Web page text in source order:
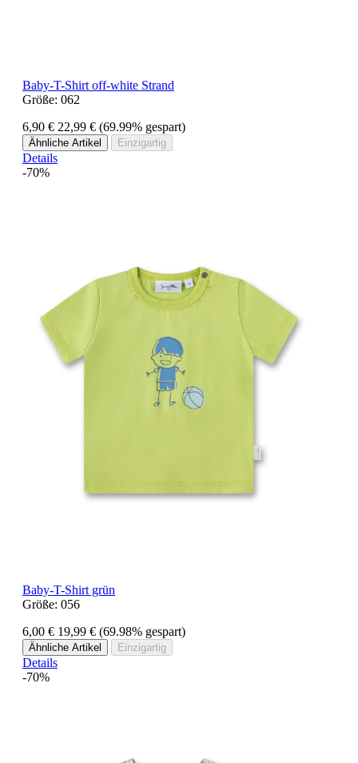
Baby-T-Shirt off-white Strand
Größe: 062
6,90 € 22,99 € (69.99% gespart)
Ähnliche Artikel Einzigartig
Details
-70%
Baby-T-Shirt grün
Größe: 056
6,00 € 19,99 € (69.98% gespart)
Ähnliche Artikel Einzigartig
Details
-70%